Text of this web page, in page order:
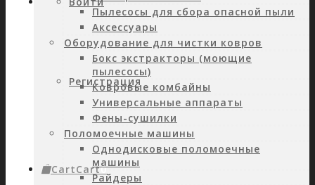
Регистрация
CartCart0
Пылесосы для сбора опасной пыли
Аксессуары
Оборудование для чистки ковров
Бокс экстракторы (моющие
пылесосы)
Ковровые комбайны
Универсальные аппараты
Фены-сушилки
Поломоечные машины
Однодисковые поломоечные
машины
Райдеры